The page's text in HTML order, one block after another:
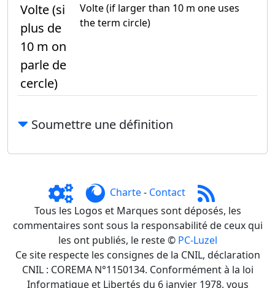
Volte (si
plus de
10 m on
parle de
cercle)
Volte (if larger than 10 m one uses
the term circle)
Soumettre une définition
Charte- Contact
Tous les Logos et Marques sont déposés, les
commentaires sont sous la responsabilité de ceux qui
les ont publiés, le reste © PC-Luzel
Ce site respecte les consignes de la CNIL, déclaration
CNIL : COREMA N°1150134. Conformément à la loi
Informatique et Libertés du 6 janvier 1978, vous